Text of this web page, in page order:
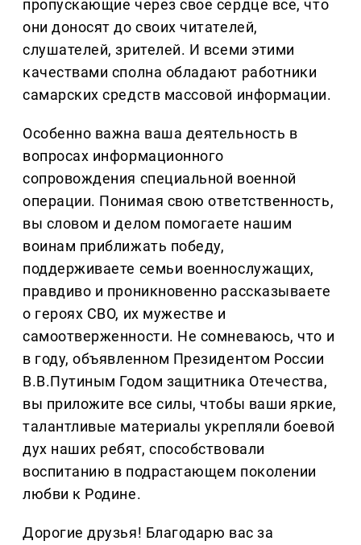
пропускающие через свое сердце все, что
они доносят до своих читателей,
слушателей, зрителей. И всеми этими
качествами сполна обладают работники
самарских средств массовой информации.
Особенно важна ваша деятельность в
вопросах информационного
сопровождения специальной военной
операции. Понимая свою ответственность,
вы словом и делом помогаете нашим
воинам приближать победу,
поддерживаете семьи военнослужащих,
правдиво и проникновенно рассказываете
о героях СВО, их мужестве и
самоотверженности. Не сомневаюсь, что и
в году, объявленном Президентом России
В.В.Путиным Годом защитника Отечества,
вы приложите все силы, чтобы ваши яркие,
талантливые материалы укрепляли боевой
дух наших ребят, способствовали
воспитанию в подрастающем поколении
любви к Родине.
Дорогие друзья! Благодарю вас за